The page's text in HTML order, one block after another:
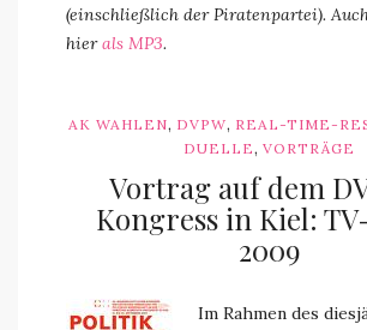
(einschließlich der Piratenpartei).
hierals MP3.
AK WAHLEN, DVPW, REAL-TIME-
DUELLE, VORTRÄGE
Vortrag auf dem
Kongress in Kiel:
2009
Im Rahmen des